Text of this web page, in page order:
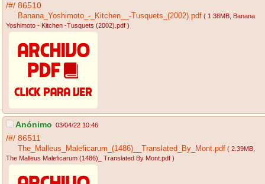
/#/ 86510
Banana_Yoshimoto_-_Kitchen__-Tusquets_(2002).pdf ( 1.38MB , Banana
Yoshimoto - Kitchen -Tusquets (2002).pdf )
Anónimo 03/04/22 10:46
/#/ 86511
The_Malleus_Maleficarum_(1486)__Translated_By_Mont.pdf ( 2.39MB
The Malleus Maleficarum (1486)_ Translated By Mont.pdf )